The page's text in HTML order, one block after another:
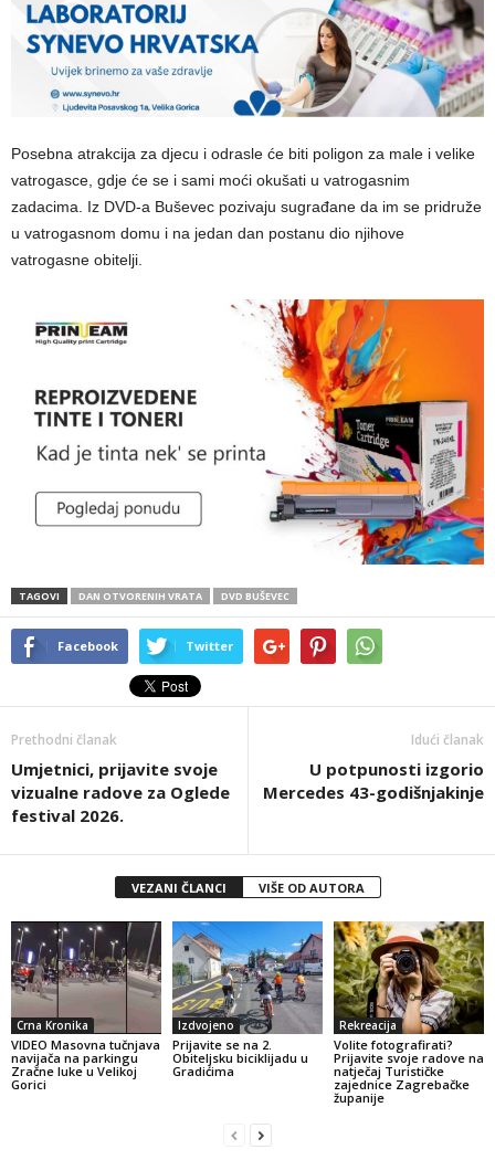
Posebna atrakcija za djecu i odrasle će biti poligon za male i velike
vatrogasce, gdje će se i sami moći okušati u vatrogasnim
zadacima. Iz DVD-a Buševec pozivaju sugrađane da im se pridruže
u vatrogasnom domu i na jedan dan postanu dio njihove
vatrogasne obitelji.
TAGOVI DAN OTVORENIH VRATA DVD BUŠEVEC
Facebook Twitter
Prethodni članak
Umjetnici, prijavite svoje
vizualne radove za Oglede
festival 2026.
Idući članak
U potpunosti izgorio
Mercedes 43-godišnjakinje
VEZANI ČLANCI VIŠE OD AUTORA
Crna Kronika
VIDEO Masovna tučnjava
navijača na parkingu
Zračne luke u Velikoj
Gorici
Izdvojeno
Prijavite se na 2.
Obiteljsku biciklijadu u
Gradićima
Rekreacija
Volite fotografirati?
Prijavite svoje radove na
natječaj Turističke
zajednice Zagrebačke
županije